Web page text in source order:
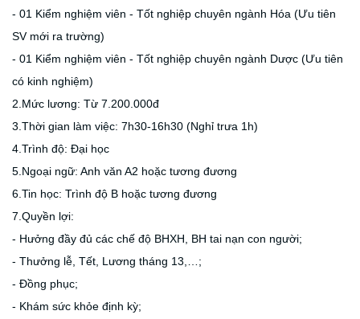
- 01 Kiểm nghiệm viên - Tốt nghiệp chuyên ngành Hóa (Ưu tiên
SV mới ra trường)
- 01 Kiểm nghiệm viên - Tốt nghiệp chuyên ngành Dược (Ưu tiên
có kinh nghiệm)
2.Mức lương: Từ 7.200.000đ
3.Thời gian làm việc: 7h30-16h30 (Nghỉ trưa 1h)
4.Trình độ: Đại học
5.Ngoại ngữ: Anh văn A2 hoặc tương đương
6.Tin học: Trình độ B hoặc tương đương
7.Quyền lợi:
- Hưởng đầy đủ các chế độ BHXH, BH tai nạn con người;
- Thưởng lễ, Tết, Lương tháng 13,…;
- Đồng phục;
- Khám sức khỏe định kỳ;